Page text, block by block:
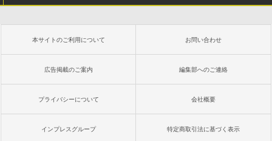
本サイトのご利用について お問い合わせ
広告掲載のご案内 編集部へのご連絡
プライバシーについて 会社概要
インプレスグループ 特定商取引法に基づく表示